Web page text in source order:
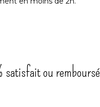
satisfait ou remboursé